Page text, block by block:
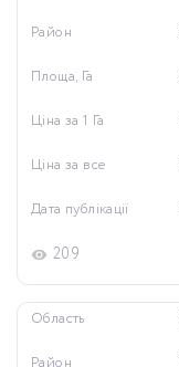
Район
Площа, Га
Ціна за 1 Га
Ціна за все
209
Дата публікації
Область